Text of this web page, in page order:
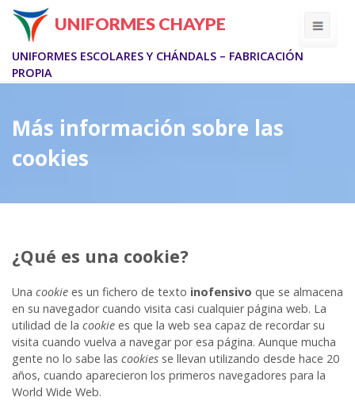
Skip
content
UNIFORMES CHAYPE
UNIFORMES ESCOLARES Y CHÁNDALS – FABRICACIÓN
PROPIA
Más información sobre las
cookies
¿Qué es una cookie?
Una cookie es un fichero de texto inofensivo que se almacena
en su navegador cuando visita casi cualquier página web. La
utilidad de la cookie es que la web sea capaz de recordar su
visita cuando vuelva a navegar por esa página. Aunque mucha
gente no lo sabe las cookies se llevan utilizando desde hace 20
años, cuando aparecieron los primeros navegadores para la
World Wide Web.